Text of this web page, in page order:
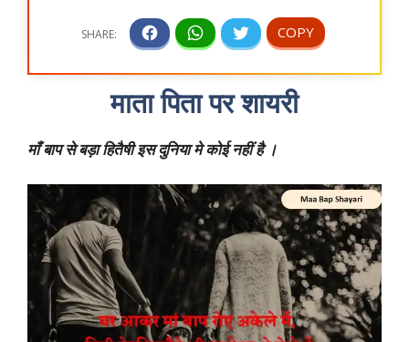
माता पिता पर शायरी
माँ बाप से बड़ा हितैषी इस दुनिया मे कोई नहीं है ।